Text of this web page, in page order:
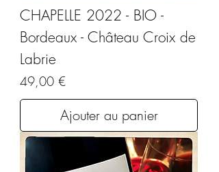
CHAPELLE 2022 - BIO -
Bordeaux - Château Croix de
Labrie
Prix
49,00 €
Ajouter au panier